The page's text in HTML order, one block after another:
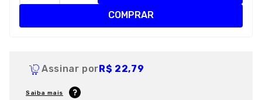
COMPRAR
Assinar porR$ 22,79
Saiba mais